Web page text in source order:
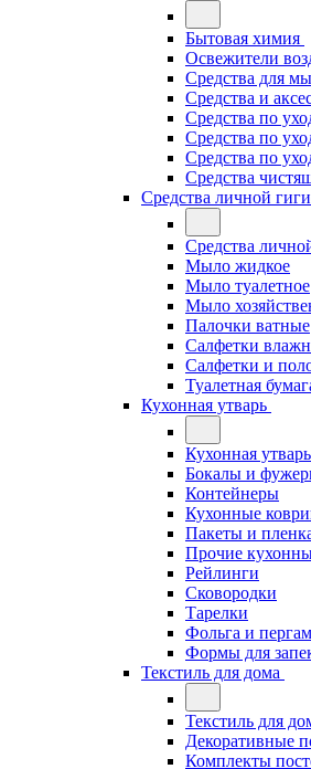
Бытовая химия
Освежители
Средства для
Средства и
Средства по
Средства по
Средства по
Средства
Средства личной
Средства
Мыло жидкое
Мыло туалетное
Мыло
Палочки ватные
Салфетки
Салфетки и
Туалетная
Кухонная утварь
Кухонная утварь
Бокалы и
Контейнеры
Кухонные
Пакеты и
Прочие
Рейлинги
Сковородки
Тарелки
Фольга и
Формы для
Текстиль для дома
Текстиль для
Декоративные
Комплекты